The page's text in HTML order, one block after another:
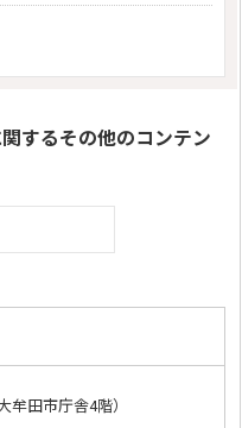
するその他のコンテン
牟田市庁舎4階）